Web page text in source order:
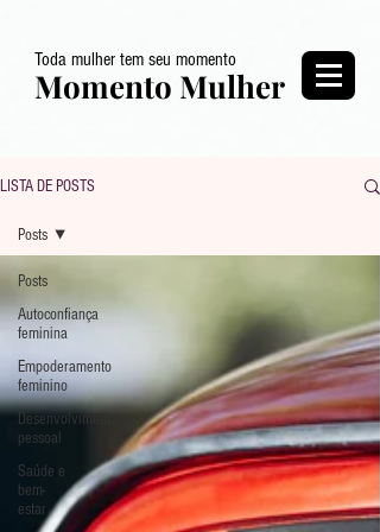
Momento Mulher
Toda mulher tem seu momento
LISTA DE POSTS
Posts
Autoconfiança
feminina
Empoderamento
feminino
Desenvolvimento
pessoal
Saúde e
bem-
estar
Posts